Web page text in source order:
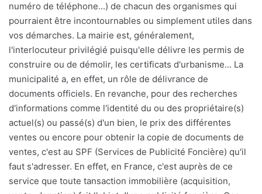
numéro de téléphone...) de chacun des organismes qui
pourraient être incontournables ou simplement utiles dans
vos démarches. La mairie est, généralement,
l'interlocuteur privilégié puisqu'elle délivre les permis de
construire ou de démolir, les certificats d'urbanisme... La
municipalité a, en effet, un rôle de délivrance de
documents officiels. En revanche, pour des recherches
d'informations comme l'identité du ou des propriétaire(s)
actuel(s) ou passé(s) d'un bien, le prix des différentes
ventes ou encore pour obtenir la copie de documents de
ventes, c'est au SPF (Services de Publicité Foncière) qu'il
faut s'adresser. En effet, en France, c'est auprès de ce
service que toute tansaction immobilière (acquisition,